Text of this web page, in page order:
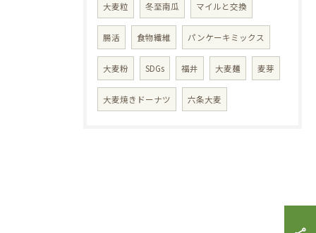
大麦粒 冬至南瓜 マイルと交換
腸活 食物繊維 パンケーキミックス
大麦粉 SDGs 福井 大麦麺 麦芽
大麦焼きドーナツ 六条大麦